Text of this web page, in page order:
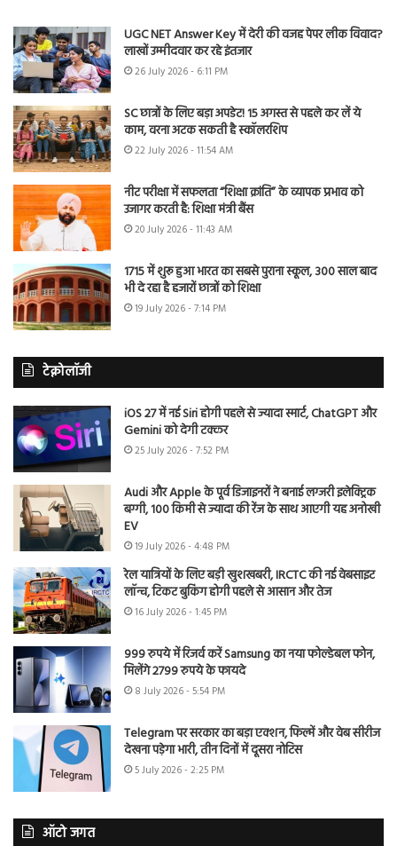
UGC NET Answer Key में देरी की वजह पेपर लीक विवाद?
लाखों उम्मीदवार कर रहे इंतजार
26 July 2026 - 6:11 PM
SC छात्रों के लिए बड़ा अपडेट! 15 अगस्त से पहले कर लें ये
काम, वरना अटक सकती है स्कॉलरशिप
22 July 2026 - 11:54 AM
नीट परीक्षा में सफलता “शिक्षा क्रांति” के व्यापक प्रभाव को
उजागर करती है: शिक्षा मंत्री बैंस
20 July 2026 - 11:43 AM
1715 में शुरू हुआ भारत का सबसे पुराना स्कूल, 300 साल बाद
भी दे रहा है हजारों छात्रों को शिक्षा
19 July 2026 - 7:14 PM
टेक्नोलॉजी
iOS 27 में नई Siri होगी पहले से ज्यादा स्मार्ट, ChatGPT और
Gemini को देगी टक्कर
25 July 2026 - 7:52 PM
Audi और Apple के पूर्व डिजाइनरों ने बनाई लग्जरी इलेक्ट्रिक
बग्गी, 100 किमी से ज्यादा की रेंज के साथ आएगी यह अनोखी
EV
19 July 2026 - 4:48 PM
रेल यात्रियों के लिए बड़ी खुशखबरी, IRCTC की नई वेबसाइट
लॉन्च, टिकट बुकिंग होगी पहले से आसान और तेज
16 July 2026 - 1:45 PM
999 रुपये में रिजर्व करें Samsung का नया फोल्डेबल फोन,
मिलेंगे 2799 रुपये के फायदे
8 July 2026 - 5:54 PM
Telegram पर सरकार का बड़ा एक्शन, फिल्में और वेब सीरीज
देखना पड़ेगा भारी, तीन दिनों में दूसरा नोटिस
5 July 2026 - 2:25 PM
ऑटो जगत